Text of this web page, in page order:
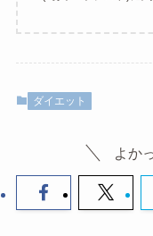
ダイエット
よか